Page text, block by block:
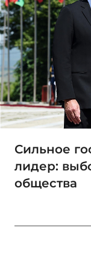
Сильное
лидер:
общества